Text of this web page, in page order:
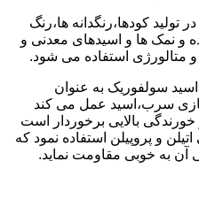
کودها،رنگدانه ها،رنگ
و نمک ها و اسیدهای معدنی و
متالورژی استفاده می شود.
سولفوریک به عنوان
سرب،اسید عمل می کند
بالایی برخوردار است
و پروپیلن استفاده نمود که
آن به خوبی مقاومت نماید.